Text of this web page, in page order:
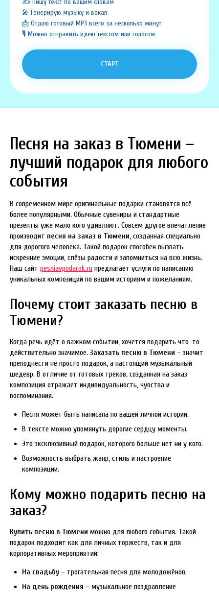
✍️ Пишу текст по вашим словам
🎤 Генерирую музыку и вокал
📩 Отдаю готовый MP3 всего за несколько минут
🎙️ Можно отправить идею текстом или голосом
СТАРТ
Песня на заказ в Тюмени –
лучший подарок для любого
события
В современном мире оригинальные подарки становятся всё
более популярными. Обычные сувениры и стандартные
презенты уже мало кого удивляют. Совсем другое впечатление
производит песня на заказ в Тюмени, созданная специально
для дорогого человека. Такой подарок способен вызвать
искренние эмоции, слёзы радости и запомниться на всю жизнь.
Наш сайт pesniavpodarok.ru предлагает услуги по написанию
уникальных композиций по вашим историям и пожеланиям.
Почему стоит заказать песню в
Тюмени?
Когда речь идёт о важном событии, хочется подарить что-то
действительно значимое. Заказать песню в Тюмени – значит
преподнести не просто подарок, а настоящий музыкальный
шедевр. В отличие от готовых треков, созданная на заказ
композиция отражает индивидуальность, чувства и
воспоминания.
Песня может быть написана по вашей личной истории.
В тексте можно упомянуть дорогие сердцу моменты.
Это эксклюзивный подарок, которого больше нет ни у кого.
Возможность выбрать жанр, стиль и настроение
композиции.
Кому можно подарить песню на
заказ?
Купить песню в Тюмени можно для любого события. Такой
подарок подходит как для личных торжеств, так и для
корпоративных мероприятий:
На свадьбу – трогательная песня для молодожёнов.
На день рождения – музыкальное поздравление